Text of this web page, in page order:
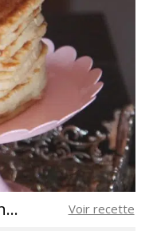
Pancakes au cœur de banane et cannelle Voir recette